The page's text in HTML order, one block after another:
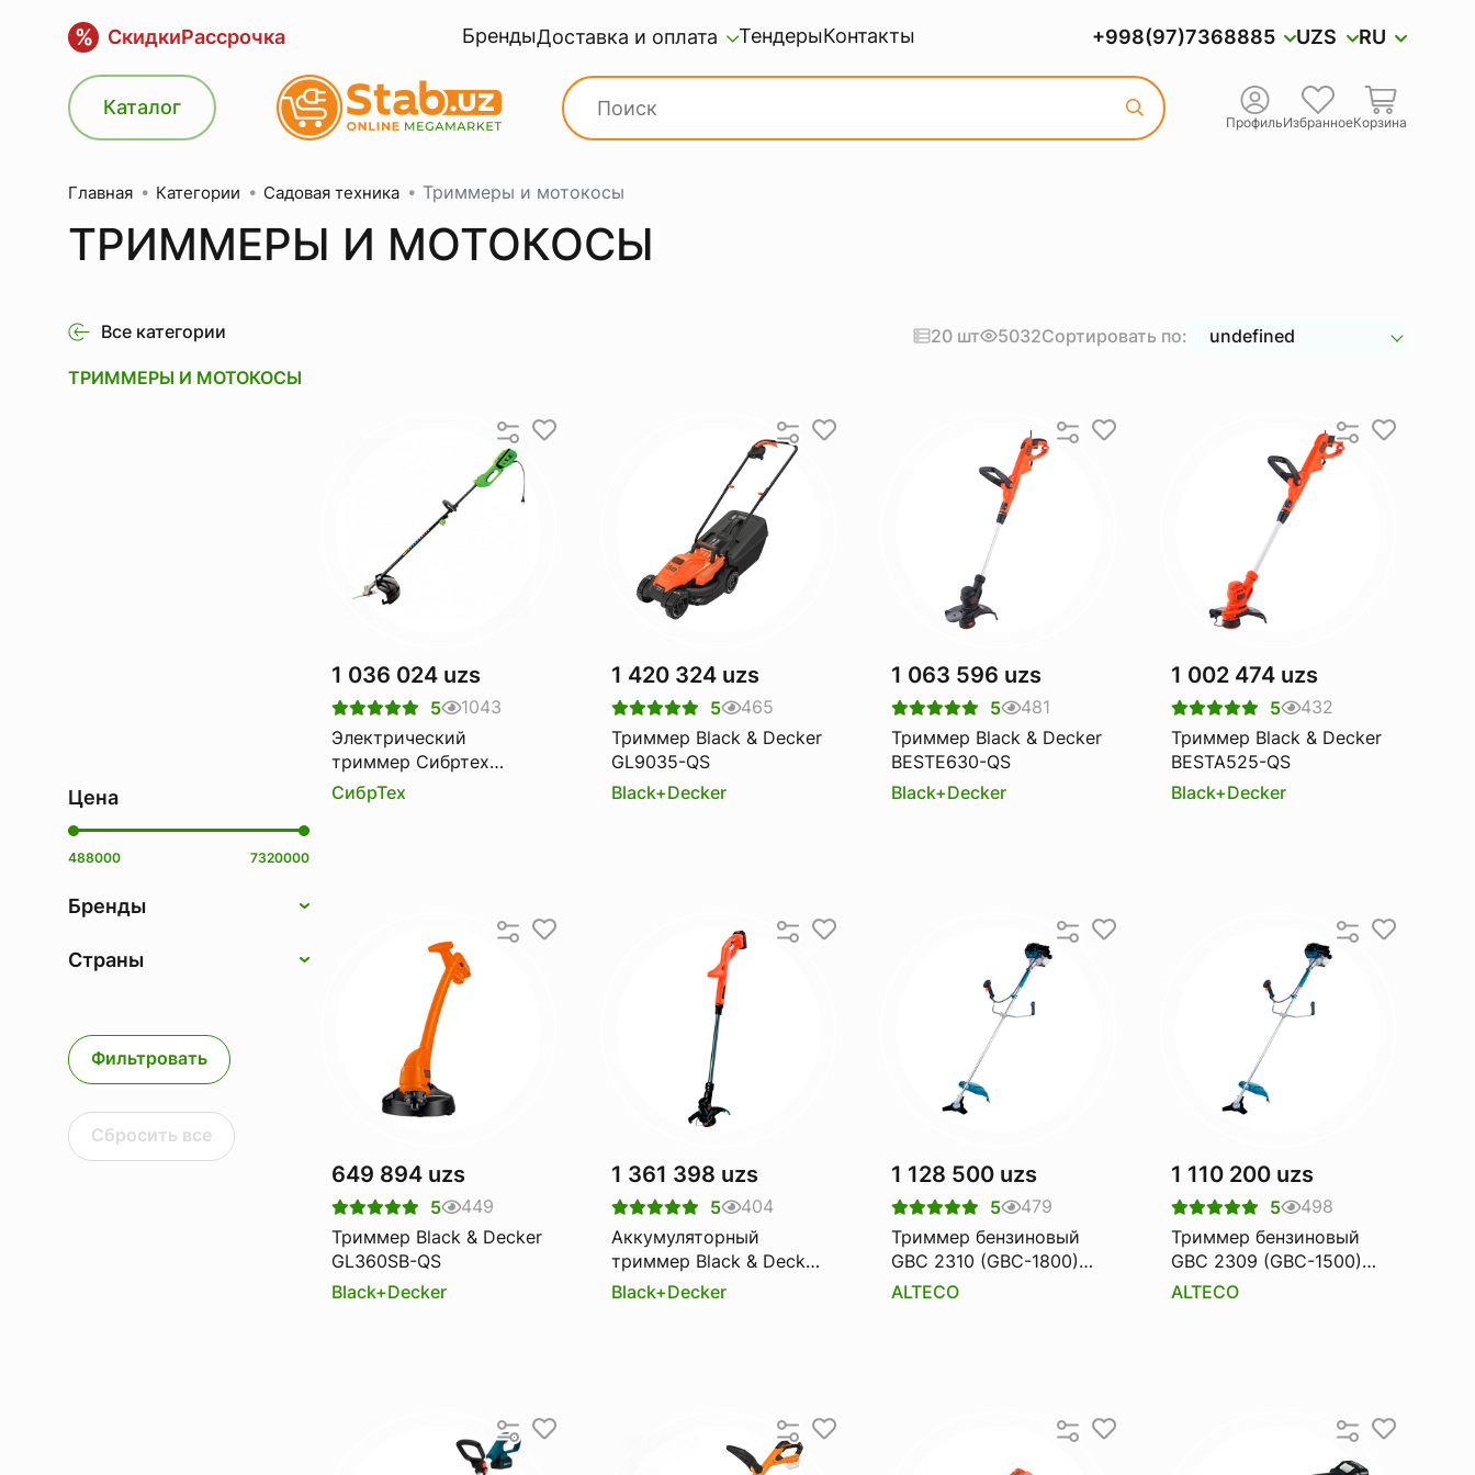
% СкидкиРассрочка БрендыДоставка и оплата ТендерыКонтакты +998(97)7368885 UZS RU
Каталог
ПрофильИзбранноеКорзина
Главная Категории Садовая техника Триммеры и мотокосы
ТРИММЕРЫ И МОТОКОСЫ
Все категории
ТРИММЕРЫ И МОТОКОСЫ
Цена
488000 7320000
Бренды
Страны
Фильтровать
Сбросить все
20 шт 5032Сортировать по: undefined
1 036 024 uzs
5
1043
Электрический
триммер Сибртех
ЭК-1200 96632
СибрТех
1 420 324 uzs
5
465
Триммер Black & Decker
GL9035-QS
Black+Decker
1 063 596 uzs
5
481
Триммер Black & Decker
BESTE630-QS
Black+Decker
1 002 474 uzs
5
432
Триммер Black & Decker
BESTA525-QS
Black+Decker
649 894 uzs
5
449
Триммер Black & Decker
GL360SB-QS
Black+Decker
1 361 398 uzs
5
404
Аккумуляторный
триммер Black & Decker
ST182320-QW
Black+Decker
1 128 500 uzs
5
479
Триммер бензиновый
GBC 2310 (GBC-1800)
Alteco promo
ALTECO
1 110 200 uzs
5
498
Триммер бензиновый
GBC 2309 (GBC-1500)
Alteco promo
ALTECO